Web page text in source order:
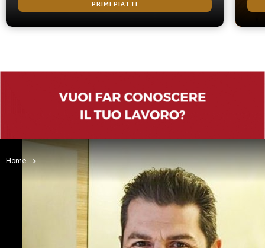
PRIMI PIATTI
Home >